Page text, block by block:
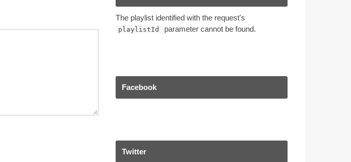
The playlist identified with the request's
playlistId parameter cannot be found.
Facebook
Twitter